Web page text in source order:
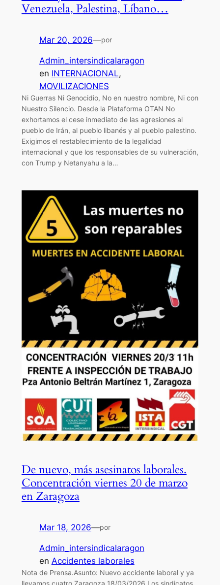
Venezuela, Palestina, Líbano…
Mar 20, 2026—por
Admin_intersindicalaragon
en INTERNACIONAL
MOVILIZACIONES
Ni Guerras Ni Genocidio, No en nuestro nombre, Ni con
Nuestro Silencio. Desde la Plataforma OTAN No
exhortamos el cese inmediato de las agresiones al
pueblo de Irán, al pueblo libanés y al pueblo palestino.
Exigimos el restablecimiento de la legalidad
internacional y que los responsables de su vulneración,
con Trump y Netanyahu a la…
De nuevo, más asesinatos laborales.
Concentración viernes 20 de marzo
en Zaragoza
Mar 18, 2026—por
Admin_intersindicalaragon
en Accidentes laborales
Nota de Prensa.Asunto: Nuevo accidente laboral y ya